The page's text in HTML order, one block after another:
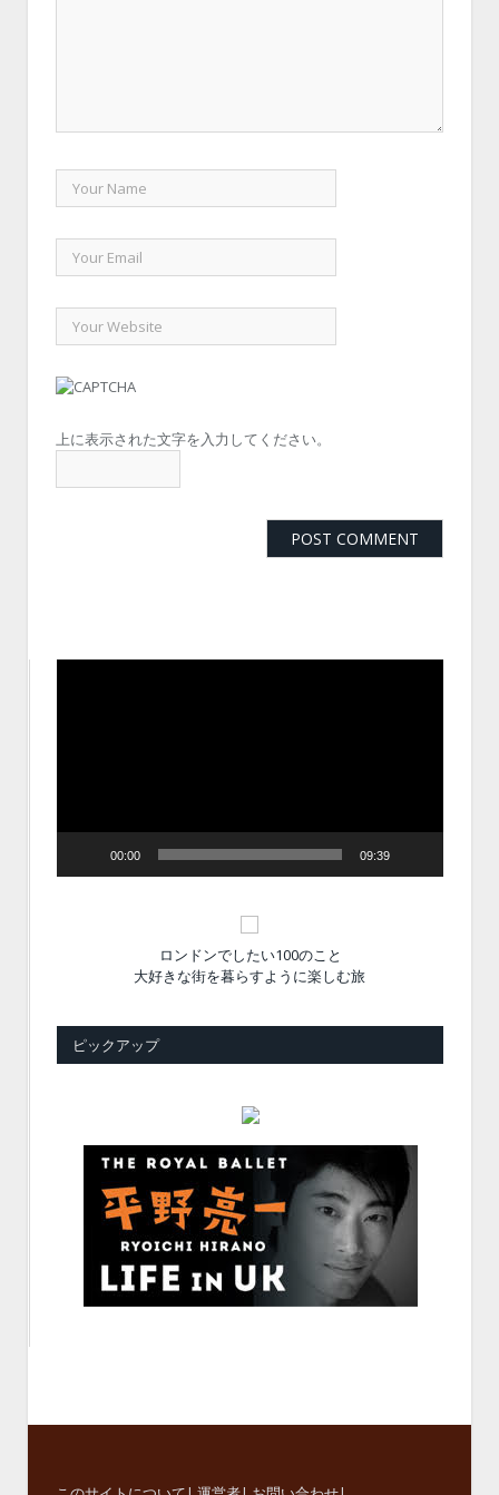
上に表示された文字を入力してください。
00:00 09:39
ロンドンでしたい100のこと
大好きな街を暮らすように楽しむ旅
ピックアップ